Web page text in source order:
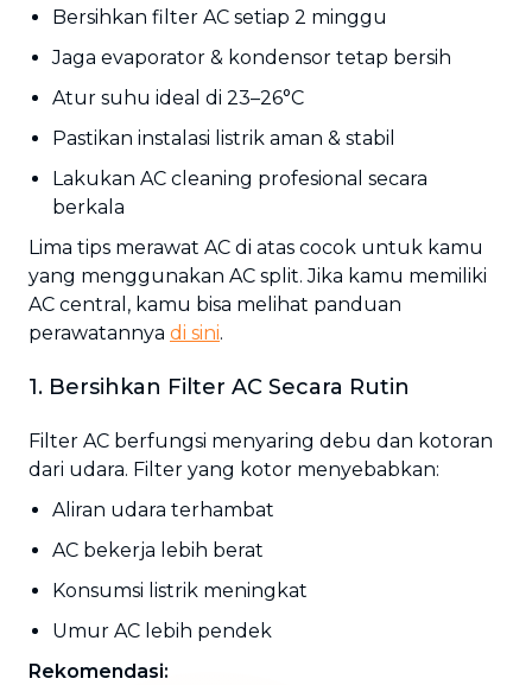
Bersihkan filter AC setiap 2 minggu
Jaga evaporator & kondensor tetap bersih
Atur suhu ideal di 23–26°C
Pastikan instalasi listrik aman & stabil
Lakukan AC cleaning profesional secara
berkala
Lima tips merawat AC di atas cocok untuk kamu
yang menggunakan AC split. Jika kamu memiliki
AC central, kamu bisa melihat panduan
perawatannya di sini.
1. Bersihkan Filter AC Secara Rutin
Filter AC berfungsi menyaring debu dan kotoran
dari udara. Filter yang kotor menyebabkan:
Aliran udara terhambat
AC bekerja lebih berat
Konsumsi listrik meningkat
Umur AC lebih pendek
Rekomendasi: